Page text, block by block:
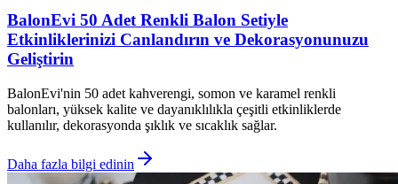
BalonEvi 50 Adet Renkli Balon Setiyle
Etkinliklerinizi Canlandırın ve Dekorasyonunuzu
Geliştirin
BalonEvi'nin 50 adet kahverengi, somon ve karamel renkli
balonları, yüksek kalite ve dayanıklılıkla çeşitli etkinliklerde
kullanılır, dekorasyonda şıklık ve sıcaklık sağlar.
Daha fazla bilgi edinin